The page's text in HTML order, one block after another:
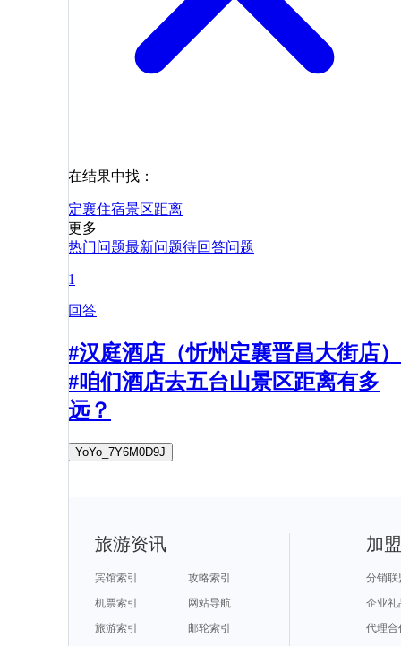
在结果中找：
定襄住宿景区距离
更多
热门问题最新问题待回答问题
1
回答
#汉庭酒店（忻州定襄晋昌大街店）
#咱们酒店去五台山景区距离有多
远？
YoYo_7Y6M0D9J
旅游资讯
宾馆索引
攻略索引
机票索引
网站导航
旅游索引
邮轮索引
加
分销联
企业礼
代理合